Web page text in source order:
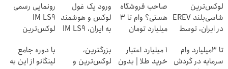
لوکس‌ترین
شاسی‌بلند EREV
در ایران، توسط
رونمایی شد!
صاحب فروشگاه
هستی؟ وام تا ۳
میلیارد تومان
ورود یک غول
لوکس و هوشمند
به ایران، IM LS9
شد
رونمایی رسمی
IM LS9
لوکس‌ترین
تا 3میلیارد وام
سرمایه در گردش
۱ میلیارد اعتبار
خرید طلا | بدون
بزرگترین،
لوکس‌ترین و
با دوره جامع
لینگانو از این به